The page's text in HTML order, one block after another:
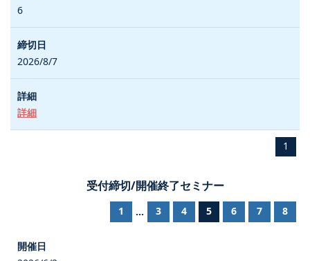
6
2026/8/7
詳細
1
受付締切/開催終了セミナー
1 ... 3 4 5 6 7 8